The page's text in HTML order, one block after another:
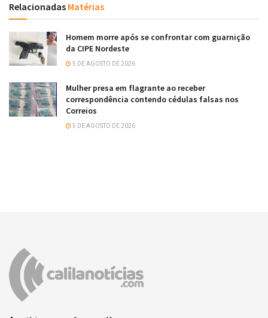
Relacionadas Matérias
Homem morre após se confrontar com guarnição
da CIPE Nordeste
5 DE AGOSTO DE 2026
Mulher presa em flagrante ao receber
correspondência contendo cédulas falsas nos
Correios
5 DE AGOSTO DE 2026